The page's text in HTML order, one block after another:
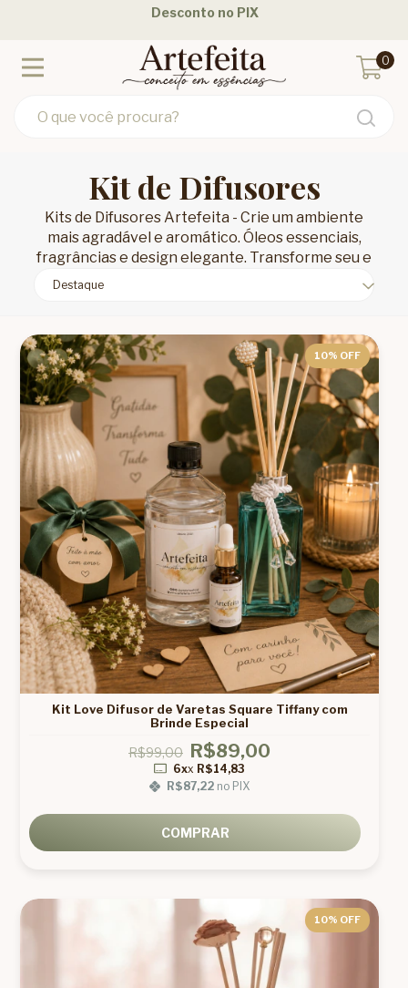
Parcele em até 12 Vezes - 3 Vezes Sem Juros
0
Kit de Difusores
Kits de Difusores Artefeita - Crie um ambiente
mais agradável e aromático. Óleos essenciais,
fragrâncias e design elegante. Transforme seu e
10% OFF
Kit Love Difusor de Varetas Square Tiffany com
Brinde Especial
R$99,00 R$89,00
6xx R$14,83
R$87,22 no PIX
COMPRAR
10% OFF